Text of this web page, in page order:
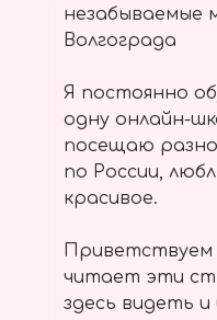
незабываемые
Волгограда
Я постоянно
одну онлайн-
посещаю
по России,
красивое.
Приветствуем
читает эти
здесь видеть и